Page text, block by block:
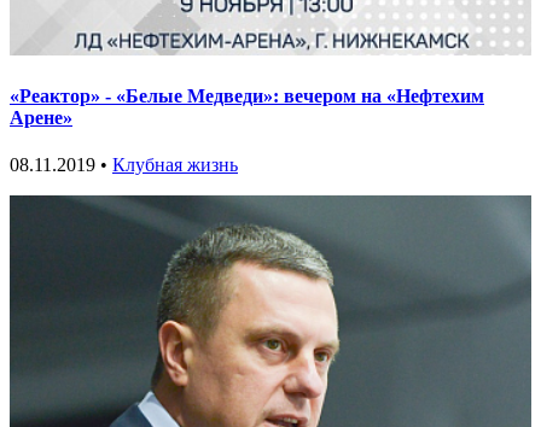
«Реактор» - «Белые Медведи»: вечером на «Нефтехим
Арене»
08.11.2019 • Клубная жизнь